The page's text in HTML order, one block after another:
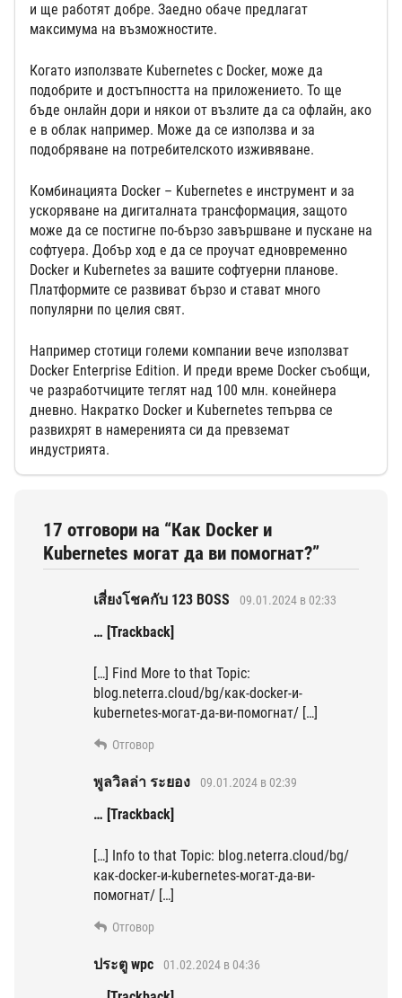
и ще работят добре. Заедно обаче предлагат
максимума на възможностите.
Когато използвате Kubernetes с Docker, може да
подобрите и достъпността на приложението. То ще
бъде онлайн дори и някои от възлите да са офлайн, ако
е в облак например. Може да се използва и за
подобряване на потребителското изживяване.
Комбинацията Docker – Kubernetes е инструмент и за
ускоряване на дигиталната трансформация, защото
може да се постигне по-бързо завършване и пускане на
софтуера. Добър ход е да се проучат едновременно
Docker и Kubernetes за вашите софтуерни планове.
Платформите се развиват бързо и стават много
популярни по целия свят.
Например стотици големи компании вече използват
Docker Enterprise Edition. И преди време Docker съобщи,
че разработчиците теглят над 100 млн. конейнера
дневно. Накратко Docker и Kubernetes тепърва се
развихрят в намеренията си да превземат
индустрията.
17 отговори на “Как Docker и
Kubernetes могат да ви помогнат?”
เสี่ยงโชคกับ 123 BOSS 09.01.2024 в 02:33
… [Trackback]
[…] Find More to that Topic:
blog.neterra.cloud/bg/как-docker-и-
kubernetes-могат-да-ви-помогнат/ […]
Отговор
พูลวิลล่า ระยอง 09.01.2024 в 02:39
… [Trackback]
[…] Info to that Topic: blog.neterra.cloud/bg/
как-docker-и-kubernetes-могат-да-ви-
помогнат/ […]
Отговор
ประตู wpc 01.02.2024 в 04:36